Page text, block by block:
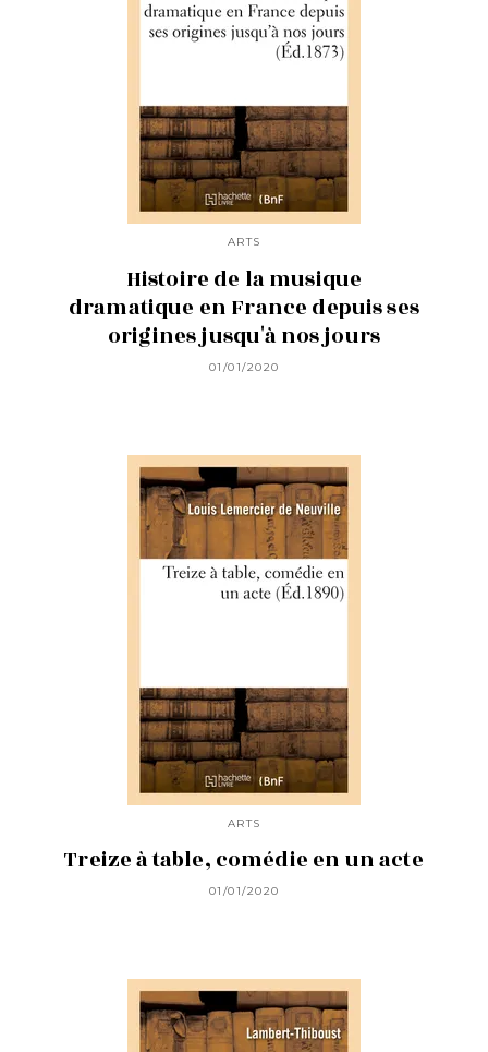
ARTS
Histoire de la musique
dramatique en France depuis ses
origines jusqu'à nos jours
01/01/2020
ARTS
Treize à table, comédie en un acte
01/01/2020